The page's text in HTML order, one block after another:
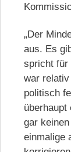
„Der
aus. Es
spricht für
war relativ
politisch
gar
einmalige